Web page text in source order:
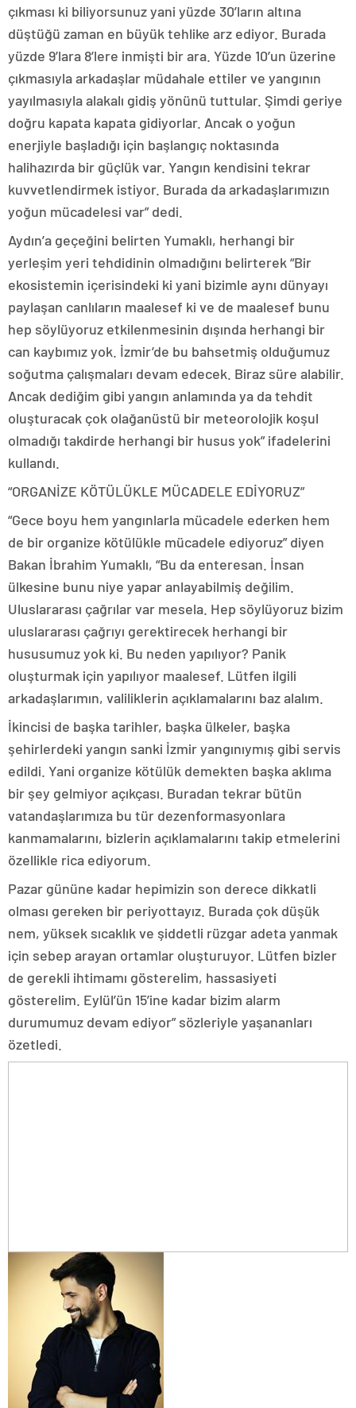
çıkması ki biliyorsunuz yani yüzde 30’ların altına
düştüğü zaman en büyük tehlike arz ediyor. Burada
yüzde 9’lara 8’lere inmişti bir ara. Yüzde 10’un üzerine
çıkmasıyla arkadaşlar müdahale ettiler ve yangının
yayılmasıyla alakalı gidiş yönünü tuttular. Şimdi geriye
doğru kapata kapata gidiyorlar. Ancak o yoğun
enerjiyle başladığı için başlangıç noktasında
halihazırda bir güçlük var. Yangın kendisini tekrar
kuvvetlendirmek istiyor. Burada da arkadaşlarımızın
yoğun mücadelesi var” dedi.
Aydın’a geçeğini belirten Yumaklı, herhangi bir
yerleşim yeri tehdidinin olmadığını belirterek “Bir
ekosistemin içerisindeki ki yani bizimle aynı dünyayı
paylaşan canlıların maalesef ki ve de maalesef bunu
hep söylüyoruz etkilenmesinin dışında herhangi bir
can kaybımız yok. İzmir’de bu bahsetmiş olduğumuz
soğutma çalışmaları devam edecek. Biraz süre alabilir.
Ancak dediğim gibi yangın anlamında ya da tehdit
oluşturacak çok olağanüstü bir meteorolojik koşul
olmadığı takdirde herhangi bir husus yok” ifadelerini
kullandı.
“ORGANİZE KÖTÜLÜKLE MÜCADELE EDİYORUZ”
“Gece boyu hem yangınlarla mücadele ederken hem
de bir organize kötülükle mücadele ediyoruz” diyen
Bakan İbrahim Yumaklı, “Bu da enteresan. İnsan
ülkesine bunu niye yapar anlayabilmiş değilim.
Uluslararası çağrılar var mesela. Hep söylüyoruz bizim
uluslararası çağrıyı gerektirecek herhangi bir
hususumuz yok ki. Bu neden yapılıyor? Panik
oluşturmak için yapılıyor maalesef. Lütfen ilgili
arkadaşlarımın, valiliklerin açıklamalarını baz alalım.
İkincisi de başka tarihler, başka ülkeler, başka
şehirlerdeki yangın sanki İzmir yangınıymış gibi servis
edildi. Yani organize kötülük demekten başka aklıma
bir şey gelmiyor açıkçası. Buradan tekrar bütün
vatandaşlarımıza bu tür dezenformasyonlara
kanmamalarını, bizlerin açıklamalarını takip etmelerini
özellikle rica ediyorum.
Pazar gününe kadar hepimizin son derece dikkatli
olması gereken bir periyottayız. Burada çok düşük
nem, yüksek sıcaklık ve şiddetli rüzgar adeta yanmak
için sebep arayan ortamlar oluşturuyor. Lütfen bizler
de gerekli ihtimamı gösterelim, hassasiyeti
gösterelim. Eylül’ün 15’ine kadar bizim alarm
durumumuz devam ediyor” sözleriyle yaşananları
özetledi.